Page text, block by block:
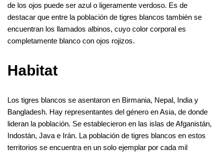
de los ojos puede ser azul o ligeramente verdoso. Es de
destacar que entre la población de tigres blancos también se
encuentran los llamados albinos, cuyo color corporal es
completamente blanco con ojos rojizos.
Habitat
Los tigres blancos se asentaron en Birmania, Nepal, India y
Bangladesh. Hay representantes del género en Asia, de donde
lideran la población. Se establecieron en las islas de Afganistán,
Indostán, Java e Irán. La población de tigres blancos en estos
territorios se encuentra en un solo ejemplar por cada mil